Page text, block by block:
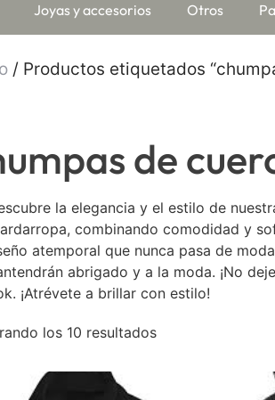
Joyas y accesorios Otros
/ Productos etiquetados
de
la elegancia y el estilo de
combinando comodidad y
atemporal que nunca pasa de
abrigado y a la moda. ¡No
¡Atrévete a brillar con estilo!
los 10 resultados